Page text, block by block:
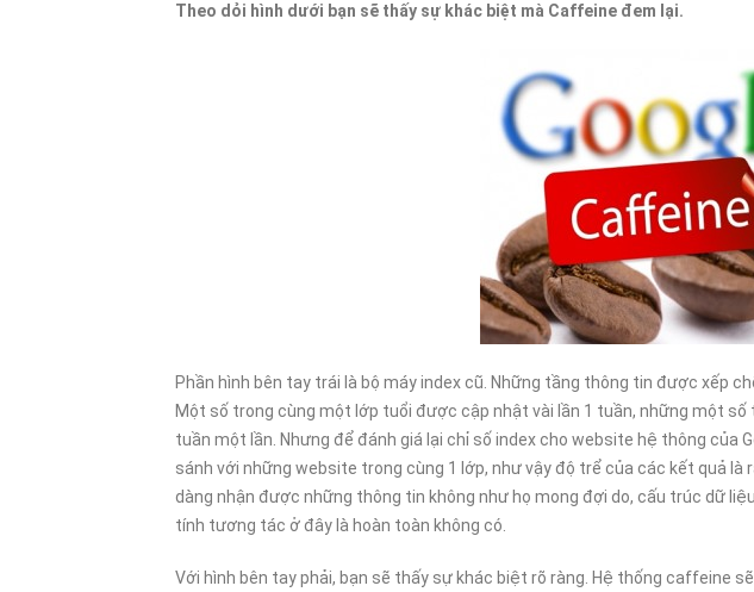
Theo dỏi hình dưới bạn sẽ thấy sự khác biệt mà Caffeine đem lại.
Phần hình bên tay trái là bộ máy index cũ. Những tầng thông tin được xếp
Một số trong cùng một lớp tuổi được cập nhật vài lần 1 tuần, những một
tuần một lần. Nhưng để đánh giá lại chỉ số index cho website hệ thông của
sánh với những website trong cùng 1 lớp, như vậy độ trể của các kết quả là
dàng nhận được những thông tin không như họ mong đợi do, cấu trúc dữ
tính tương tác ở đây là hoàn toàn không có.
Với hình bên tay phải, bạn sẽ thấy sự khác biệt rõ ràng. Hệ thống caffeine